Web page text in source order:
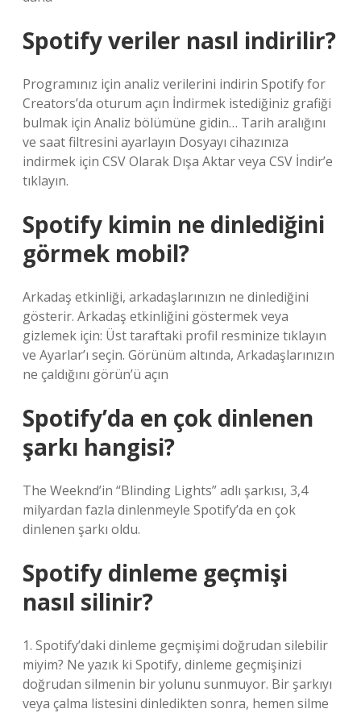
Spotify veriler nasıl indirilir?
Programınız için analiz verilerini indirin Spotify for
Creators’da oturum açın İndirmek istediğiniz grafiği
bulmak için Analiz bölümüne gidin… Tarih aralığını
ve saat filtresini ayarlayın Dosyayı cihazınıza
indirmek için CSV Olarak Dışa Aktar veya CSV İndir’e
tıklayın.
Spotify kimin ne dinlediğini
görmek mobil?
Arkadaş etkinliği, arkadaşlarınızın ne dinlediğini
gösterir. Arkadaş etkinliğini göstermek veya
gizlemek için: Üst taraftaki profil resminize tıklayın
ve Ayarlar’ı seçin. Görünüm altında, Arkadaşlarınızın
ne çaldığını görün’ü açın
Spotify’da en çok dinlenen
şarkı hangisi?
The Weeknd’in “Blinding Lights” adlı şarkısı, 3,4
milyardan fazla dinlenmeyle Spotify’da en çok
dinlenen şarkı oldu.
Spotify dinleme geçmişi
nasıl silinir?
1. Spotify’daki dinleme geçmişimi doğrudan silebilir
miyim? Ne yazık ki Spotify, dinleme geçmişinizi
doğrudan silmenin bir yolunu sunmuyor. Bir şarkıyı
veya çalma listesini dinledikten sonra, hemen silme